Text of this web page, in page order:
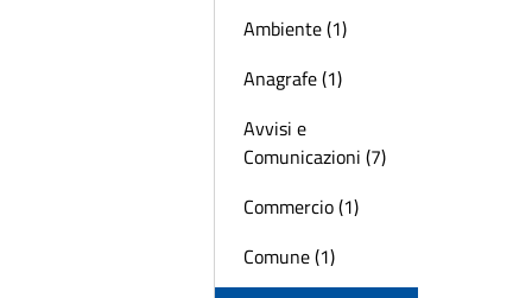
Ambiente (1)
Anagrafe (1)
Avvisi e
Comunicazioni (7)
Commercio (1)
Comune (1)